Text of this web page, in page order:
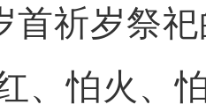
首祈岁祭
、怕火、